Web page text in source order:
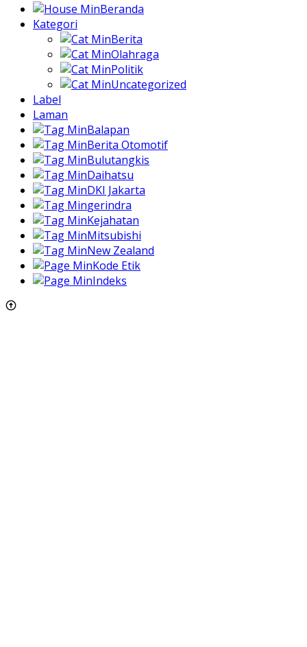
Beranda
Kategori
Berita
Olahraga
Politik
Uncategorized
Label
Laman
Balapan
Berita Otomotif
Bulutangkis
Daihatsu
DKI Jakarta
gerindra
Kejahatan
Mitsubishi
New Zealand
Kode Etik
Indeks